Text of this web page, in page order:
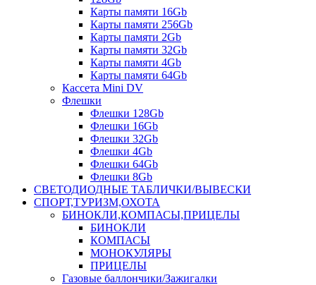
Карты памяти 16Gb
Карты памяти 256Gb
Карты памяти 2Gb
Карты памяти 32Gb
Карты памяти 4Gb
Карты памяти 64Gb
Кассета Mini DV
Флешки
Флешки 128Gb
Флешки 16Gb
Флешки 32Gb
Флешки 4Gb
Флешки 64Gb
Флешки 8Gb
СВЕТОДИОДНЫЕ ТАБЛИЧКИ/ВЫВЕСКИ
СПОРТ,ТУРИЗМ,ОХОТА
БИНОКЛИ,КОМПАСЫ,ПРИЦЕЛЫ
БИНОКЛИ
КОМПАСЫ
МОНОКУЛЯРЫ
ПРИЦЕЛЫ
Газовые баллончики/Зажигалки